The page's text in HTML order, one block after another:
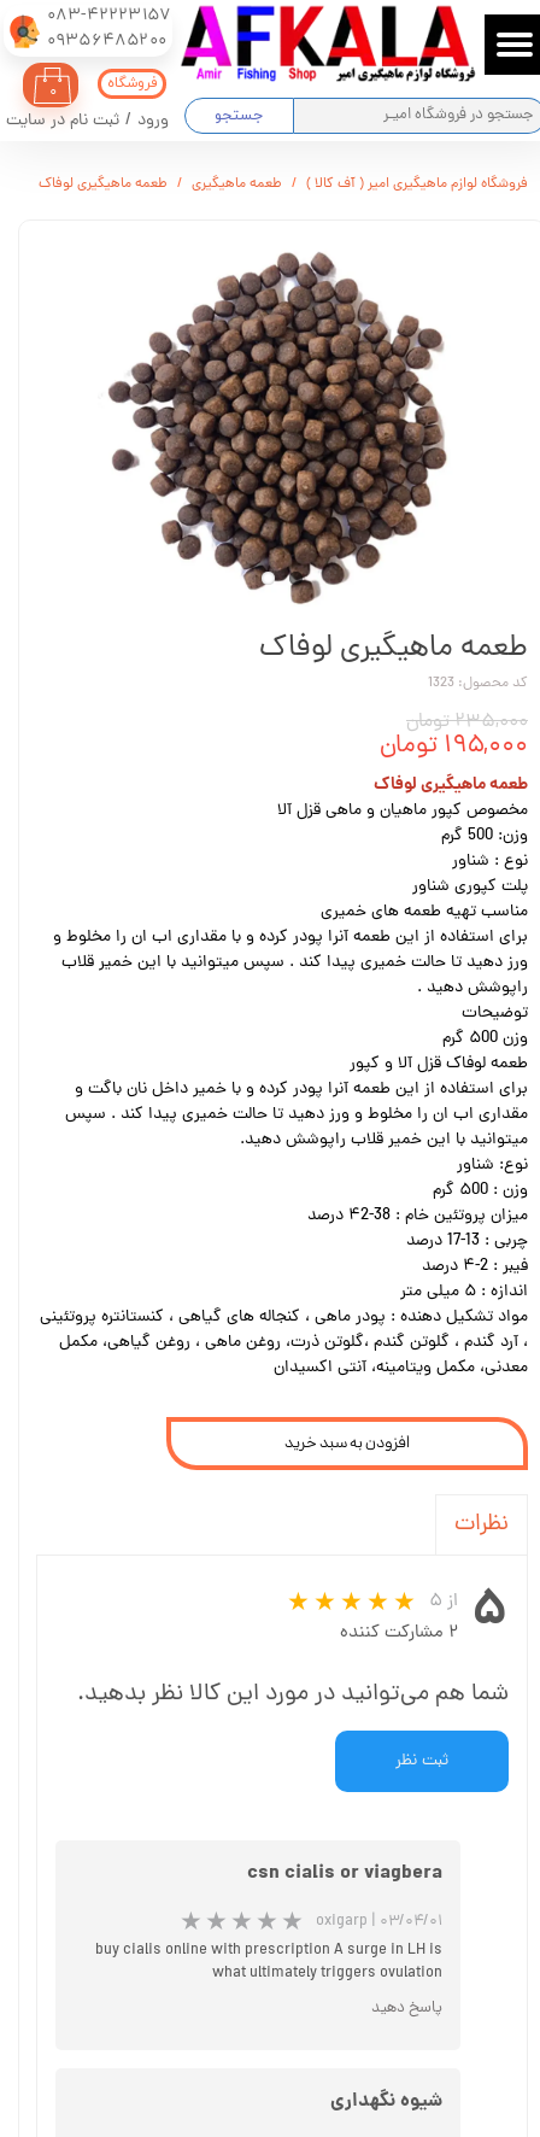
083-42223157
​​​​​​​09356485200
جستجو
۰
ورود / ثبت نام در سایت
حساب کاربری من
تغییر گذر واژه
فروشگاه
فروشگاه لوازم ماهیگیری امیر ( آف کالا ) طعمه ماهیگیری طعمه ماهیگیری لوفاک
طعمه ماهیگیری لوفاک
کد محصول: 1323
۲۳۵,۰۰۰ تومان
۱۹۵,۰۰۰ تومان
طعمه ماهیگیری لوفاک
مخصوص کپور ماهیان و ماهی قزل آلا
وزن: 500 گرم
نوع : شناور
پلت کپوری شناور
مناسب تهیه طعمه های خمیری
برای استفاده از این طعمه آنرا پودر کرده و با مقداری اب ان را مخلوط و
ورز دهید تا حالت خمیری پیدا کند . سپس میتوانید با این خمیر قلاب
راپوشش دهید .
توضیحات
وزن ۵00 گرم
طعمه لوفاک قزل آلا و کپور
برای استفاده از این طعمه آنرا پودر کرده و با خمیر داخل نان باگت و
مقداری اب ان را مخلوط و ورز دهید تا حالت خمیری پیدا کند . سپس
میتوانید با این خمیر قلاب راپوشش دهید.
نوع: شناور
وزن : ۵00 گرم
میزان پروتئین خام : 38-۴2 درصد
چربی : 13-17 درصد
فیبر : 2-۴ درصد
اندازه : ۵ میلی متر
مواد تشکیل دهنده : پودر ماهی ، کنجاله های گیاهی ، کنستانتره پروتئینی
، آرد گندم ، گلوتن گندم ،گلوتن ذرت، روغن ماهی ، روغن گیاهی، مکمل
معدنی، مکمل ویتامینه، آنتی اکسیدان
افزودن به سبد خرید
نظرات
۵ از ۵
۲ مشارکت کننده
شما هم می‌توانید در مورد این کالا نظر بدهید.
ثبت نظر
csn cialis or viagbera
oxigarp | ۰۳/۰۴/۰۱
buy cialis online with prescription A surge in LH is
what ultimately triggers ovulation
پاسخ دهید
شیوه نگهداری